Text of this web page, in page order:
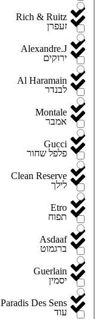
Rich & Ruitz
Alexandre.J
Al Haramain
Montale
Gucci
Clean Reserve
Etro
Asdaaf
Guerlain
Paradis Des Sens
זעפרן
ירוקים
לבנדר
אמבר
פלפל שחור
לילך
תפוח
ברגמוט
יסמין
עוד